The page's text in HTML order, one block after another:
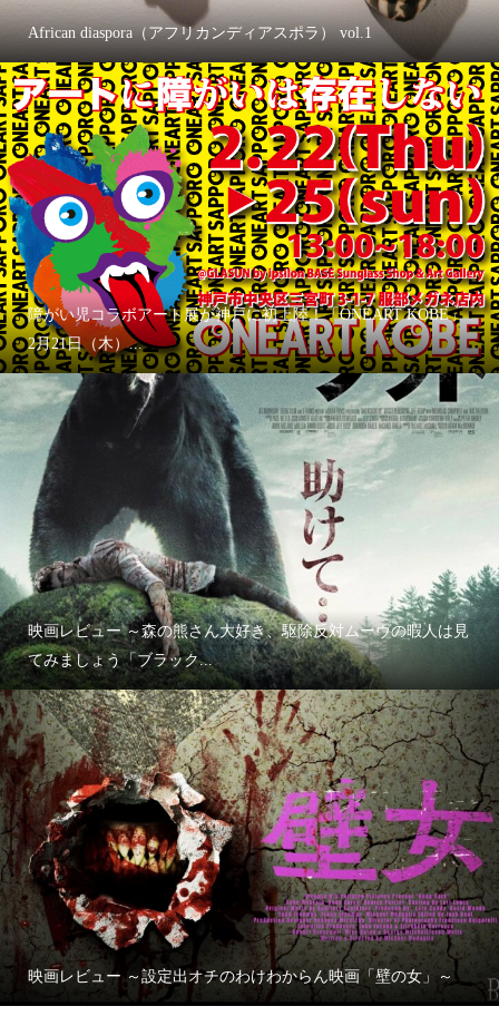
African diaspora（アフリカンディアスポラ） vol.1
障がい児コラボアート展が神戸に初上陸！「ONEART KOBE」
2月21日（木）...
映画レビュー ～森の熊さん大好き、駆除反対ムーヴの暇人は見
てみましょう「ブラック...
映画レビュー ～設定出オチのわけわからん映画「壁の女」～